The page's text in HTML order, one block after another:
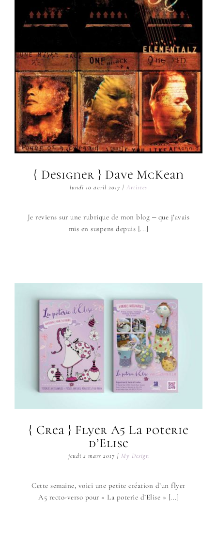
{ Designer } Dave McKean
lundi 10 avril 2017 | Artistes
Je reviens sur une rubrique de mon blog ‒ que j’avais
mis en suspens depuis [...]
{ Crea } Flyer A5 La poterie
d’Elise
jeudi 2 mars 2017 | My Design
Cette semaine, voici une petite création d’un flyer
A5 recto-verso pour « La poterie d’Elise » [...]